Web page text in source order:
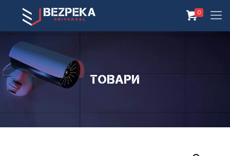
0
Товари